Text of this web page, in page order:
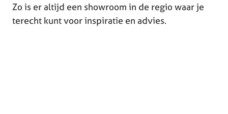
Zo is er altijd een showroom in de regio waar je
terecht kunt voor inspiratie en advies.